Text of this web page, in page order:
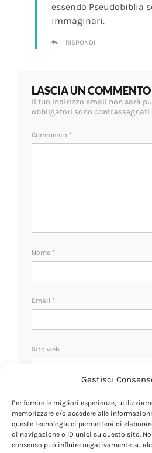
Gestisci
Per fornire le migliori esperienze,
memorizzare e/o accedere alle
queste tecnologie ci permetterà di
di navigazione o ID unici su questo sito.
consenso può influire negativamente su
essendo Pseudobiblia
immaginari.
RISPONDI
LASCIA UN COMMENTO
Il tuo indirizzo email non sarà
obbligatori sono contrassegnati
Commento *
Nome *
Email *
Sito web